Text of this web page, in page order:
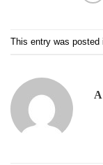
This entry was posted